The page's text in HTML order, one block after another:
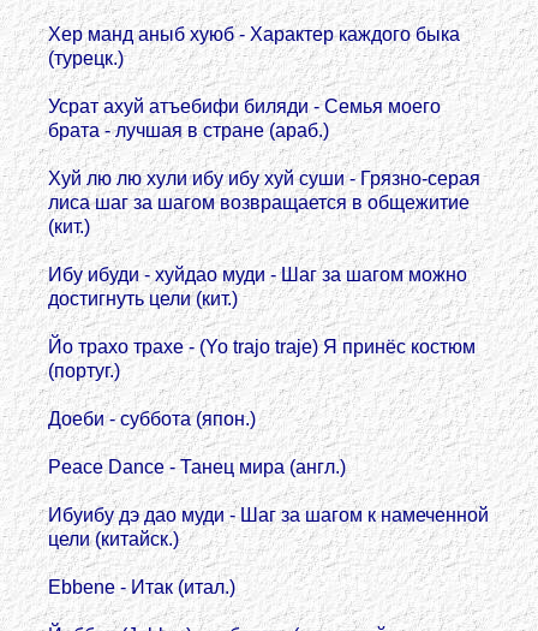
Хер манд аныб хуюб - Характер каждого быка
(турецк.)
Усрат ахуй атъебифи биляди - Семья моего
брата - лучшая в стране (араб.)
Хуй лю лю хули ибу ибу хуй суши - Грязно-серая
лиса шаг за шагом возвращается в общежитие
(кит.)
Ибу ибуди - хуйдао муди - Шаг за шагом можно
достигнуть цели (кит.)
Йо трахо трахе - (Yo trajo traje) Я принёс костюм
(португ.)
Доеби - суббота (япон.)
Peace Dance - Танец мира (англ.)
Ибуибу дэ дао муди - Шаг за шагом к намеченной
цели (китайск.)
Ebbene - Итак (итал.)